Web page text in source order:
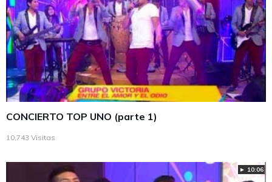
CONCIERTO TOP UNO (parte 1)
10,743 Visitas
► 10:06